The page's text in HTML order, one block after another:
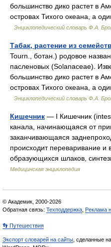
большинство дико растет в
островах Тихого океана, а
Энциклопедический словарь Ф.А.
Табак, растение из
Tourn., ботан.) родовое
пасленовых (Solanaceae).
большинство дико растет в
островах Тихого океана, а
Энциклопедический словарь Ф.А.
Кишечник — I Кишечник
канала, начинающаяся от
заканчивающаяся
происходит переваривание
образующихся шлаков,
Медицинская энциклопедия
© Академик, 2000-2026
Обратная связь: Техподдержка Реклама
👣 Путешествия
Экспорт словарей на сайты , сделанные